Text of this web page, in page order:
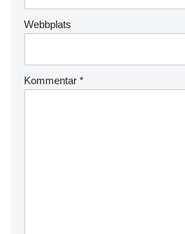
Webbplats
Kommentar *